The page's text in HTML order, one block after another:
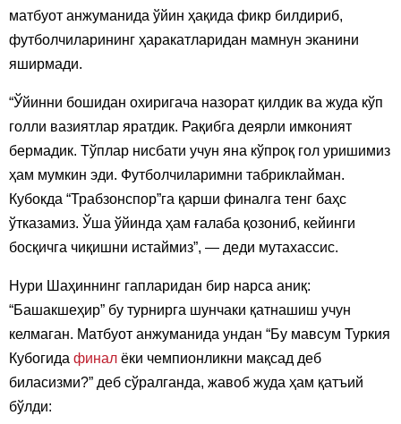
матбуот анжуманида ўйин ҳақида фикр билдириб,
футболчиларининг ҳаракатларидан мамнун эканини
яширмади.
“Ўйинни бошидан охиригача назорат қилдик ва жуда кўп
голли вазиятлар яратдик. Рақибга деярли имконият
бермадик. Тўплар нисбати учун яна кўпроқ гол уришимиз
ҳам мумкин эди. Футболчиларимни табриклайман.
Кубокда “Трабзонспор”га қарши финалга тенг баҳс
ўтказамиз. Ўша ўйинда ҳам ғалаба қозониб, кейинги
босқичга чиқишни истаймиз”, — деди мутахассис.
Нури Шаҳиннинг гапларидан бир нарса аниқ:
“Башакшеҳир” бу турнирга шунчаки қатнашиш учун
келмаган. Матбуот анжуманида ундан “Бу мавсум Туркия
Кубогида финал ёки чемпионликни мақсад деб
биласизми?” деб сўралганда, жавоб жуда ҳам қатъий
бўлди: